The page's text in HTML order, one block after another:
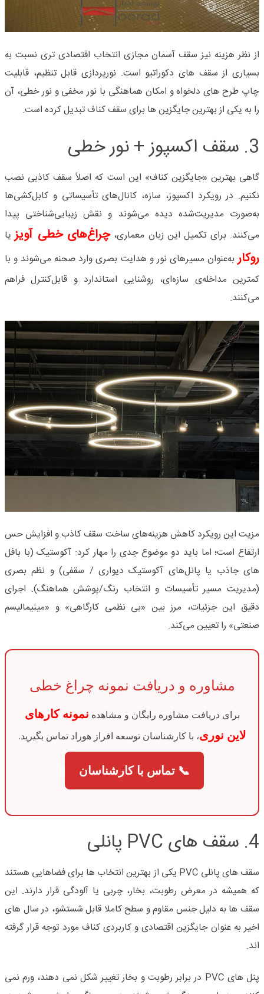
از نظر هزینه نیز سقف آسمان مجازی انتخاب اقتصادی تری نسبت به
بسیاری از سقف های دکوراتیو است. نورپردازی قابل تنظیم، قابلیت
چاپ طرح های دلخواه و امکان هماهنگی با نور مخفی و نور خطی، آن
را به یکی از بهترین جایگزین ها برای سقف کناف تبدیل کرده است.
3. سقف اکسپوز + نور خطی
گاهی بهترین «جایگزین کناف» این است که اصلاً سقف کاذبی نصب
نکنیم. در رویکرد اکسپوز، سازه، کانال‌های تأسیساتی و کابل‌کشی‌ها
به‌صورت مدیریت‌شده دیده می‌شوند و نقش زیبایی‌شناختی پیدا
می‌کنند. برای تکمیل این زبان معماری،چراغ‌های خطی آویز یا
روکار به‌عنوان مسیرهای نور و هدایت بصری وارد صحنه می‌شوند و با
کمترین مداخله‌ی سازه‌ای، روشنایی استاندارد و قابل‌کنترل فراهم
می‌کنند.
مزیت این رویکرد کاهش هزینه‌های ساخت سقف کاذب و افزایش حس
ارتفاع است؛ اما باید دو موضوع جدی را مهار کرد: آکوستیک (با بافل‌
های جاذب یا پانل‌های آکوستیک دیواری / سقفی) و نظم بصری
(مدیریت مسیر تأسیسات و انتخاب رنگ/پوشش هماهنگ). اجرای
دقیق این جزئیات، مرز بین «بی‌ نظمی کارگاهی» و «مینیمالیسم
صنعتی» را تعیین می‌کند.
مشاوره و دریافت نمونه چراغ خطی
برای دریافت مشاوره رایگان و مشاهده نمونه کارهای
لاین نوری، با کارشناسان توسعه افراز هوراد تماس بگیرید.
📞 تماس با کارشناسان
4. سقف های پانلی
سقف های پانلی
یکی از بهترین انتخاب ها برای فضاهایی هستند
که همیشه در معرض رطوبت، بخار، چربی یا آلودگی قرار دارند. این
سقف ها به دلیل جنس مقاوم و سطح کاملا قابل شستشو، در سال های
اخیر به عنوان جایگزین اقتصادی و کاربردی کناف مورد توجه قرار گرفته
اند.
پنل های
در برابر رطوبت و بخار تغییر شکل نمی دهند، ورم نمی